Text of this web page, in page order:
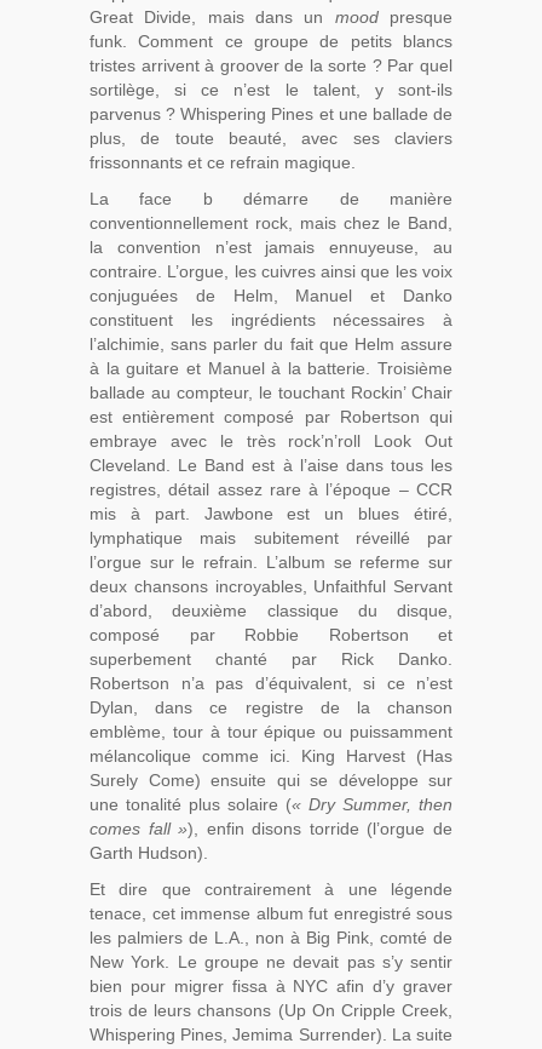
Great Divide, mais dans un moodpresque
funk. Comment ce groupe de petits blancs
tristes arrivent à groover de la sorte ? Par quel
sortilège, si ce n’est le talent, y sont-ils
parvenus ? Whispering Pines et une ballade de
plus, de toute beauté, avec ses claviers
frissonnants et ce refrain magique.
La face b démarre de manière
conventionnellement rock, mais chez le Band,
la convention n’est jamais ennuyeuse, au
contraire. L’orgue, les cuivres ainsi que les voix
conjuguées de Helm, Manuel et Danko
constituent les ingrédients nécessaires à
l’alchimie, sans parler du fait que Helm assure
à la guitare et Manuel à la batterie. Troisième
ballade au compteur, le touchant Rockin’ Chair
est entièrement composé par Robertson qui
embraye avec le très rock’n’roll Look Out
Cleveland. Le Band est à l’aise dans tous les
registres, détail assez rare à l’époque – CCR
mis à part. Jawbone est un blues étiré,
lymphatique mais subitement réveillé par
l’orgue sur le refrain. L’album se referme sur
deux chansons incroyables, Unfaithful Servant
d’abord, deuxième classique du disque,
composé par Robbie Robertson et
superbement chanté par Rick Danko.
Robertson n’a pas d’équivalent, si ce n’est
Dylan, dans ce registre de la chanson
emblème, tour à tour épique ou puissamment
mélancolique comme ici. King Harvest (Has
Surely Come) ensuite qui se développe sur
une tonalité plus solaire (« Dry Summer, then
comes fall »), enfin disons torride (l’orgue de
Garth Hudson).
Et dire que contrairement à une légende
tenace, cet immense album fut enregistré sous
les palmiers de L.A., non à Big Pink, comté de
New York. Le groupe ne devait pas s’y sentir
bien pour migrer fissa à NYC afin d’y graver
trois de leurs chansons (Up On Cripple Creek,
Whispering Pines, Jemima Surrender). La suite